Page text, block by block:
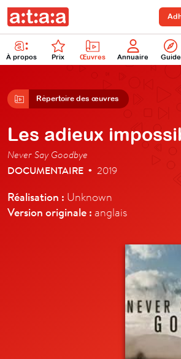
À propos Prix Œuvres Annuaire Guide
Répertoire des œuvres
Les adieux
Never Say Goodbye
DOCUMENTAIRE • 2019
Réalisation : Unknown
Version originale : anglais